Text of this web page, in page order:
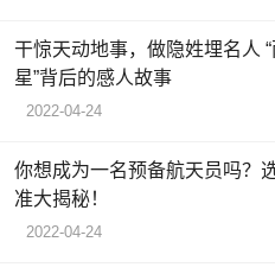
干惊天动地事，做隐姓埋名人
星”背后的感人故事
2022-04-24
你想成为一名预备航天员吗？
准大揭秘！
2022-04-24